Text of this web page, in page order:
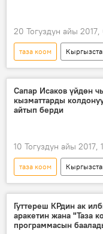
20 Тогуздун айы
таза коом
Жаңылыктар
паспорт
Сапар Исаков үйдөн
кызматтарды
айтып берди
10 Тогуздун айы 2017,
таза коом
Жаңылыктар
интернет
жаран
Гуттереш КРдин ак
аракетин жана "Таза
программасын